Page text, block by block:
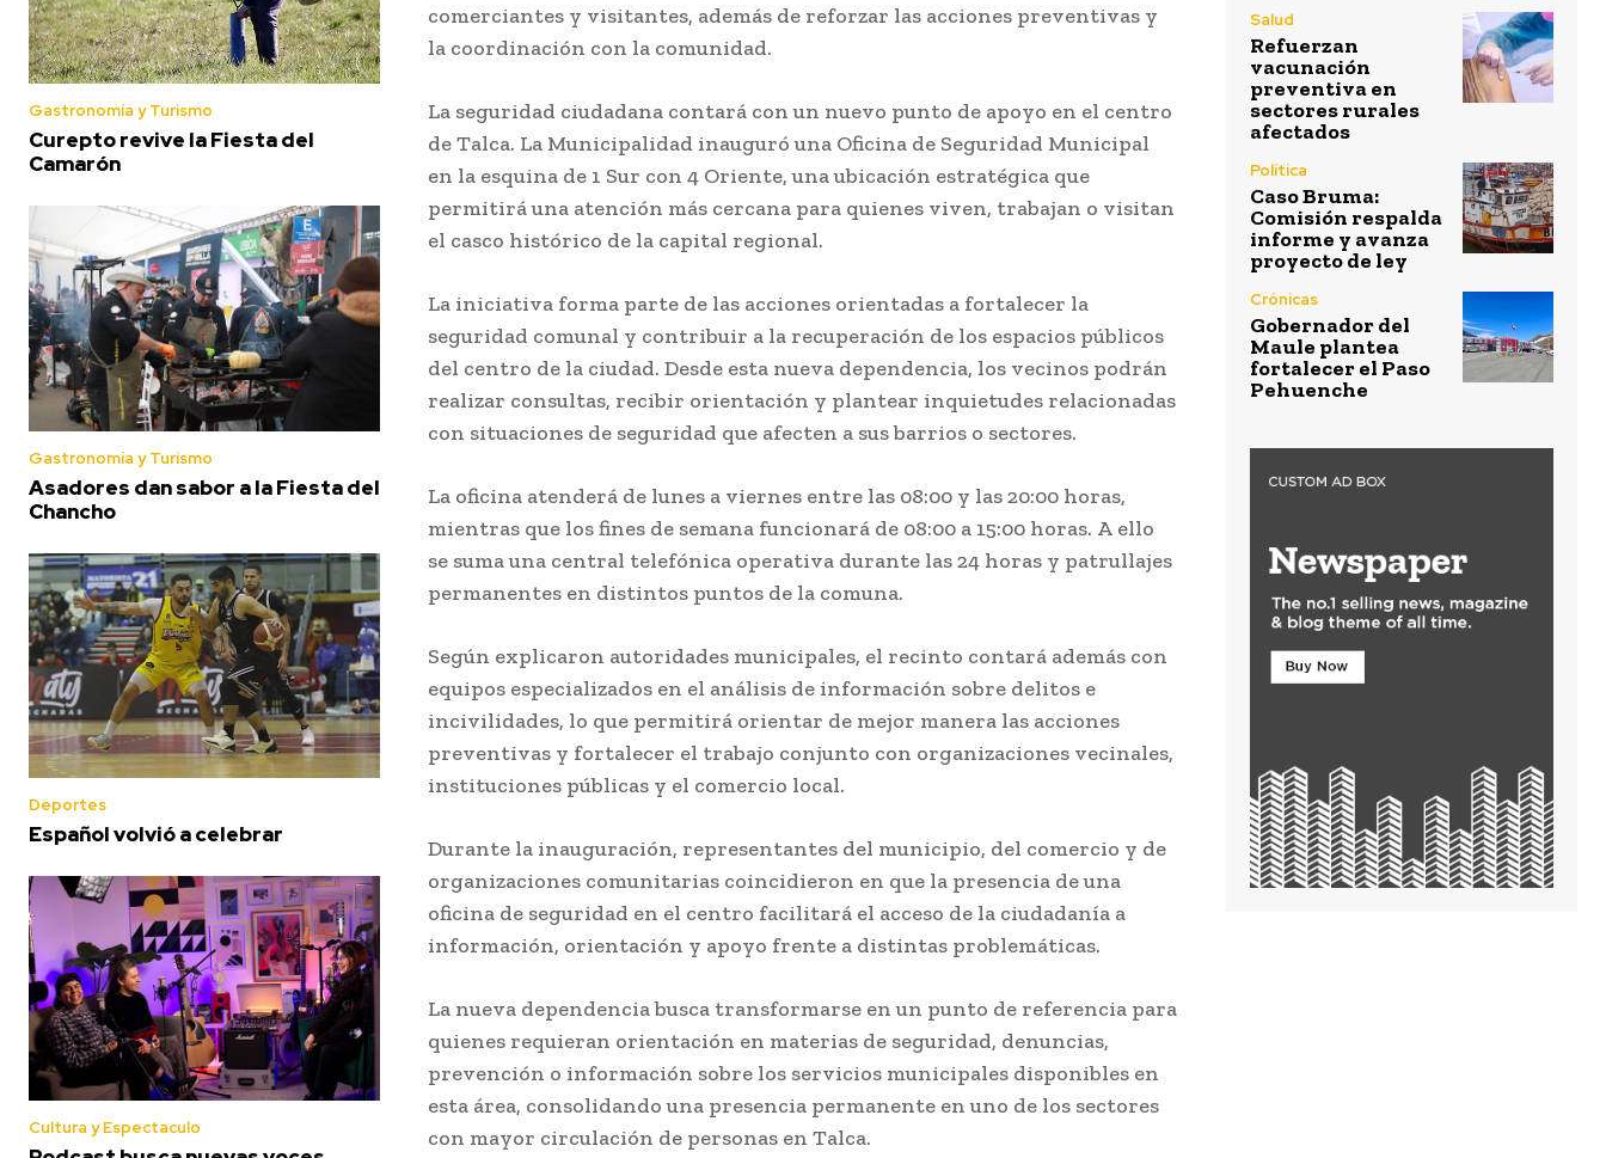
Gastronomía y Turismo
Curepto revive la Fiesta del
Camarón
Gastronomía y Turismo
Asadores dan sabor a la Fiesta del
Chancho
Deportes
Español volvió a celebrar
Cultura y Espectaculo
comerciantes y visitantes, además de reforzar las acciones preventivas y
la coordinación con la comunidad.
La seguridad ciudadana contará con un nuevo punto de apoyo en el centro
de Talca. La Municipalidad inauguró una Oficina de Seguridad Municipal
en la esquina de 1 Sur con 4 Oriente, una ubicación estratégica que
permitirá una atención más cercana para quienes viven, trabajan o visitan
el casco histórico de la capital regional.
La iniciativa forma parte de las acciones orientadas a fortalecer la
seguridad comunal y contribuir a la recuperación de los espacios públicos
del centro de la ciudad. Desde esta nueva dependencia, los vecinos podrán
realizar consultas, recibir orientación y plantear inquietudes relacionadas
con situaciones de seguridad que afecten a sus barrios o sectores.
La oficina atenderá de lunes a viernes entre las 08:00 y las 20:00 horas,
mientras que los fines de semana funcionará de 08:00 a 15:00 horas. A ello
se suma una central telefónica operativa durante las 24 horas y patrullajes
permanentes en distintos puntos de la comuna.
Según explicaron autoridades municipales, el recinto contará además con
equipos especializados en el análisis de información sobre delitos e
incivilidades, lo que permitirá orientar de mejor manera las acciones
preventivas y fortalecer el trabajo conjunto con organizaciones vecinales,
instituciones públicas y el comercio local.
Durante la inauguración, representantes del municipio, del comercio y de
organizaciones comunitarias coincidieron en que la presencia de una
oficina de seguridad en el centro facilitará el acceso de la ciudadanía a
información, orientación y apoyo frente a distintas problemáticas.
La nueva dependencia busca transformarse en un punto de referencia para
quienes requieran orientación en materias de seguridad, denuncias,
prevención o información sobre los servicios municipales disponibles en
esta área, consolidando una presencia permanente en uno de los sectores
con mayor circulación de personas en Talca.
Salud
Refuerzan
vacunación
preventiva en
sectores rurales
afectados
Política
Caso Bruma:
Comisión respalda
informe y avanza
proyecto de ley
Crónicas
Gobernador del
Maule plantea
fortalecer el Paso
Pehuenche